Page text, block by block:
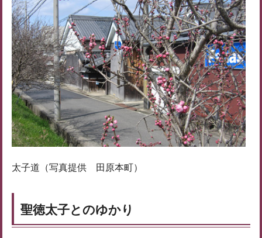
太子道（写真提供 田原本町）
聖徳太子とのゆかり